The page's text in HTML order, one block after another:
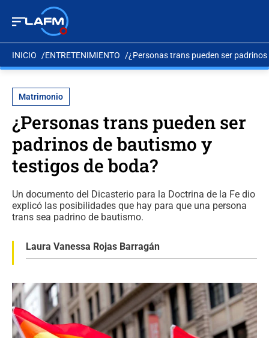
INICIO ENTRETENIMIENTO ¿Personas trans pueden ser
Matrimonio
¿Personas trans pueden ser
padrinos de bautismo y
testigos de boda?
Un documento del Dicasterio para la Doctrina de la Fe dio
explicó las posibilidades que hay para que una persona
trans sea padrino de bautismo.
Laura Vanessa Rojas Barragán